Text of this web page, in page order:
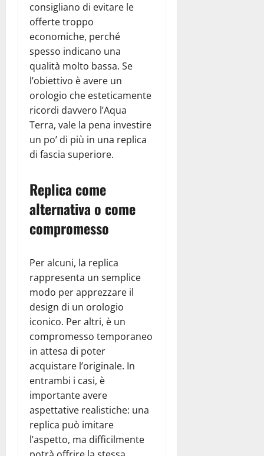
consigliano di evitare le
offerte troppo
economiche, perché
spesso indicano una
qualità molto bassa. Se
l’obiettivo è avere un
orologio che esteticamente
ricordi davvero l’Aqua
Terra, vale la pena investire
un po’ di più in una replica
di fascia superiore.
Replica come
alternativa o come
compromesso
Per alcuni, la replica
rappresenta un semplice
modo per apprezzare il
design di un orologio
iconico. Per altri, è un
compromesso temporaneo
in attesa di poter
acquistare l’originale. In
entrambi i casi, è
importante avere
aspettative realistiche: una
replica può imitare
l’aspetto, ma difficilmente